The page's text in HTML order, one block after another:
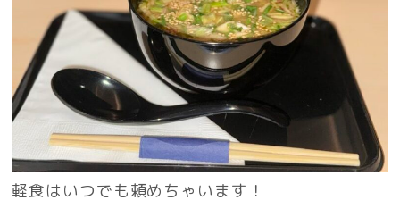
軽食はいつでも頼めちゃいます！